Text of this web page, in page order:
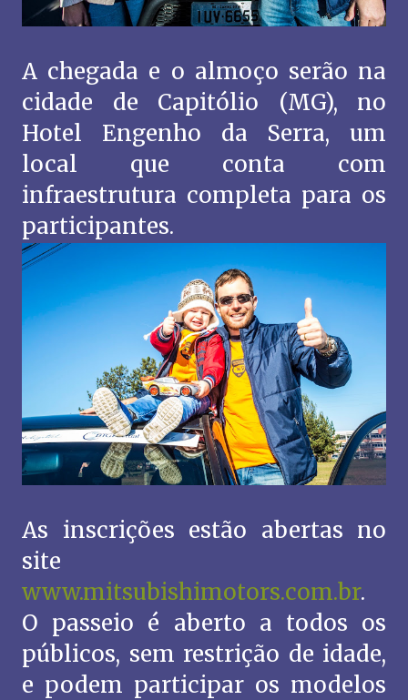
A chegada e o almoço serão na
cidade de Capitólio (MG), no
Hotel Engenho da Serra, um
local que conta com
infraestrutura completa para os
participantes.
As inscrições estão abertas no
site
www.mitsubishimotors.com.br.
O passeio é aberto a todos os
públicos, sem restrição de idade,
e podem participar os modelos